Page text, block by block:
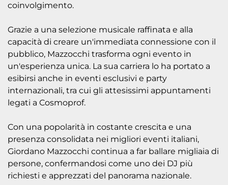
coinvolgimento.
Grazie a una selezione musicale raffinata e alla
capacità di creare un'immediata connessione con il
pubblico, Mazzocchi trasforma ogni evento in
un'esperienza unica. La sua carriera lo ha portato a
esibirsi anche in eventi esclusivi e party
internazionali, tra cui gli attesissimi appuntamenti
legati a Cosmoprof.
Con una popolarità in costante crescita e una
presenza consolidata nei migliori eventi italiani,
Giordano Mazzocchi continua a far ballare migliaia di
persone, confermandosi come uno dei DJ più
richiesti e apprezzati del panorama nazionale.